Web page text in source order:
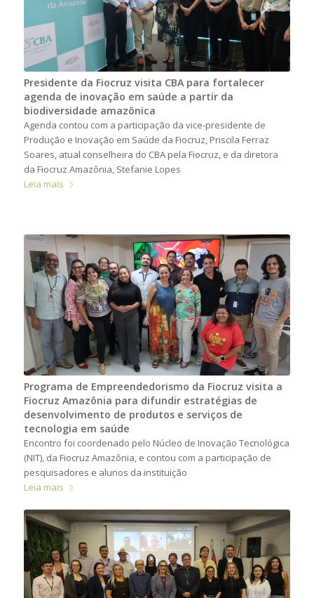
Presidente da Fiocruz visita CBA para fortalecer
agenda de inovação em saúde a partir da
biodiversidade amazônica
Agenda contou com a participação da vice-presidente de
Produção e Inovação em Saúde da Fiocruz, Priscila Ferraz
Soares, atual conselheira do CBA pela Fiocruz, e da diretora
da Fiocruz Amazônia, Stefanie Lopes
Leia mais
Programa de Empreendedorismo da Fiocruz visita a
Fiocruz Amazônia para difundir estratégias de
desenvolvimento de produtos e serviços de
tecnologia em saúde
Encontro foi coordenado pelo Núcleo de Inovação Tecnológica
(NIT), da Fiocruz Amazônia, e contou com a participação de
pesquisadores e alunos da instituição
Leia mais